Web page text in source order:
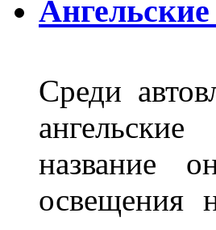
Среди
название
освещения